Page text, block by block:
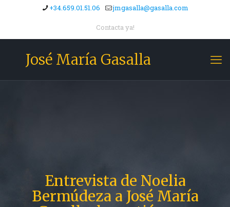
+34.659.01.51.06 jmgasalla@gasalla.com
Contacta ya!
José María Gasalla
Entrevista de Noelia
Bermúdeza a José María